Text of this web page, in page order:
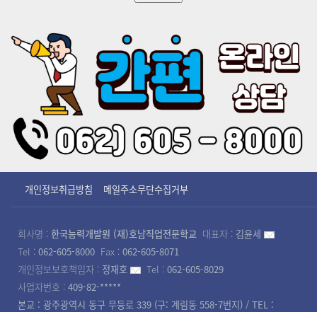
개인정보취급방침 메일주소무단수집거부
회사명 : 한국능력개발원 (재)호남직업전문학교 대표자 : 김윤세
Tel : 062-605-8000 Fax : 062-605-8071
개인정보보호책임자 : 정재호 Tel : 062-605-8029
사업자번호 : 409-82-*****
본교 : 광주광역시 동구 무등로 339 (구: 계림동 558-7번지) / TEL :